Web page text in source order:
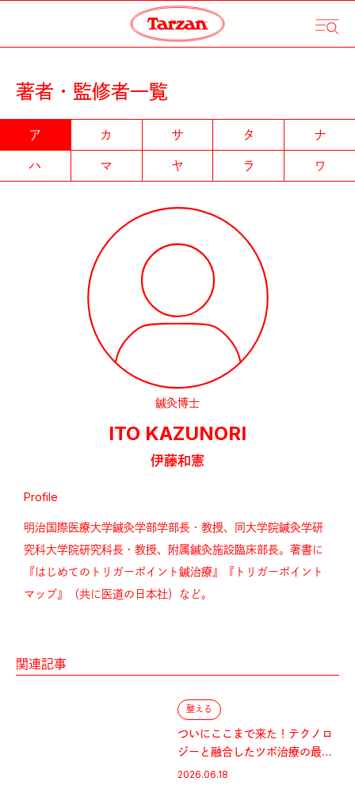
著者・監修者一覧
ア カ サ タ
ナ
ハ
マ ヤ ラ ワ
鍼灸博士
ITO KAZUNORI
伊藤和憲
Profile
明治国際医療大学鍼灸学部学部長・教授、同大学院鍼灸学研
究科大学院研究科長・教授、附属鍼灸施設臨床部長。著書に
『はじめてのトリガーポイント鍼治療』『トリガーポイント
マップ』（共に医道の日本社）など。
関連記事
整える
ついにここまで来た！テクノロ
ジーと融合したツボ治療の最前
線。
2026.06.18